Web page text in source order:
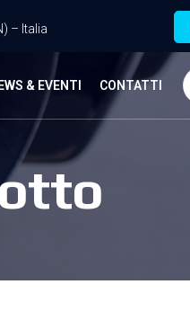
– Italia
& EVENTI CONTATTI